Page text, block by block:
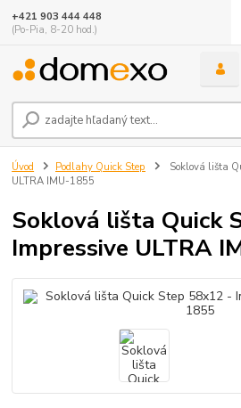
+421 903 444 448
(Po-Pia, 8-20 hod.)
Úvod Podlahy Quick Step
Soklová lišta
ULTRA IMU-1855
Soklová lišta Quick
Impressive ULTRA